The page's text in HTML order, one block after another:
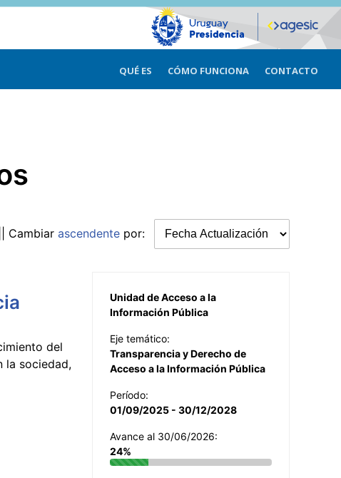
QUÉ ES CÓMO FUNCIONA CONTACTO
|| Cambiar ascendente por:
del
la sociedad,
Unidad de Acceso a la
Información Pública
Eje temático:
Transparencia y Derecho de
Acceso a la Información Pública
Período:
01/09/2025 - 30/12/2028
Avance al 30/06/2026:
24%